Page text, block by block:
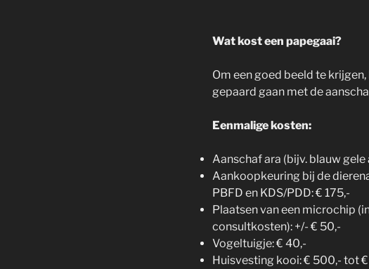
Wat kost een papegaai?
Om een goed beeld te
gepaard gaan met de
Eenmalige kosten:
Aanschaf ara (bijv. blauw gele
Aankoopkeuring bij de
PBFD en KDS/PDD: € 175,-
Plaatsen van een microchip
consultkosten): +/- € 50,-
Vogeltuigje: € 40,-
Huisvesting kooi: € 500,- tot